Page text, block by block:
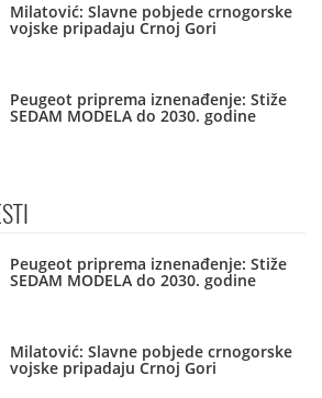
Milatović: Slavne pobjede crnogorske
vojske pripadaju Crnoj Gori
Peugeot priprema iznenađenje: Stiže
SEDAM MODELA do 2030. godine
Peugeot priprema iznenađenje: Stiže
SEDAM MODELA do 2030. godine
Milatović: Slavne pobjede crnogorske
vojske pripadaju Crnoj Gori